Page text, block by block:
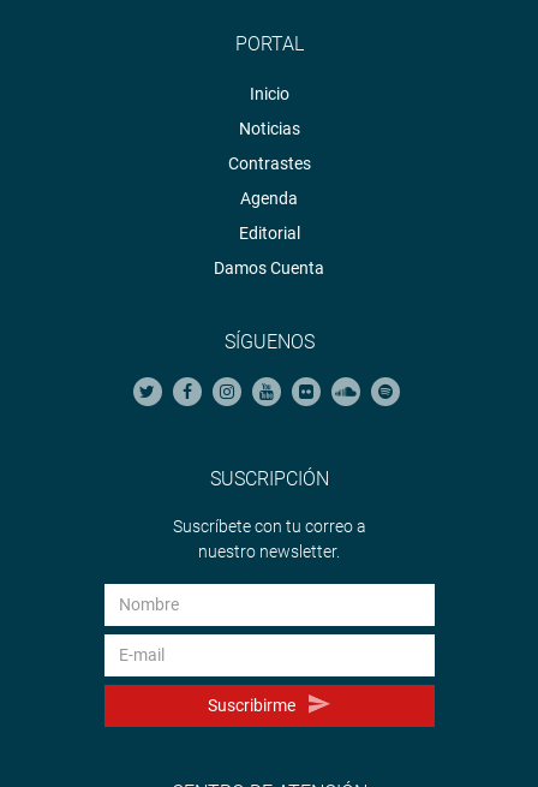
PORTAL
Inicio
Noticias
Contrastes
Agenda
Editorial
Damos Cuenta
SÍGUENOS
SUSCRIPCIÓN
Suscríbete con tu correo a
nuestro newsletter.
Suscribirme